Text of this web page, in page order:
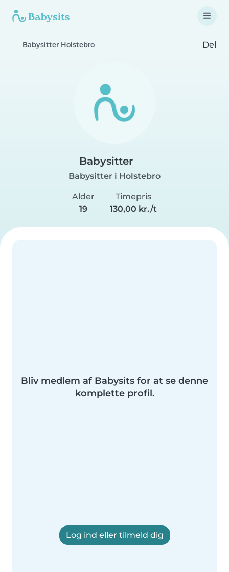
Babysitter Holstebro Del
Babysitter
Babysitter i Holstebro
Alder
19
Timepris
130,00 kr./t
Bliv medlem af Babysits for at se denne
komplette profil.
Log ind eller tilmeld dig